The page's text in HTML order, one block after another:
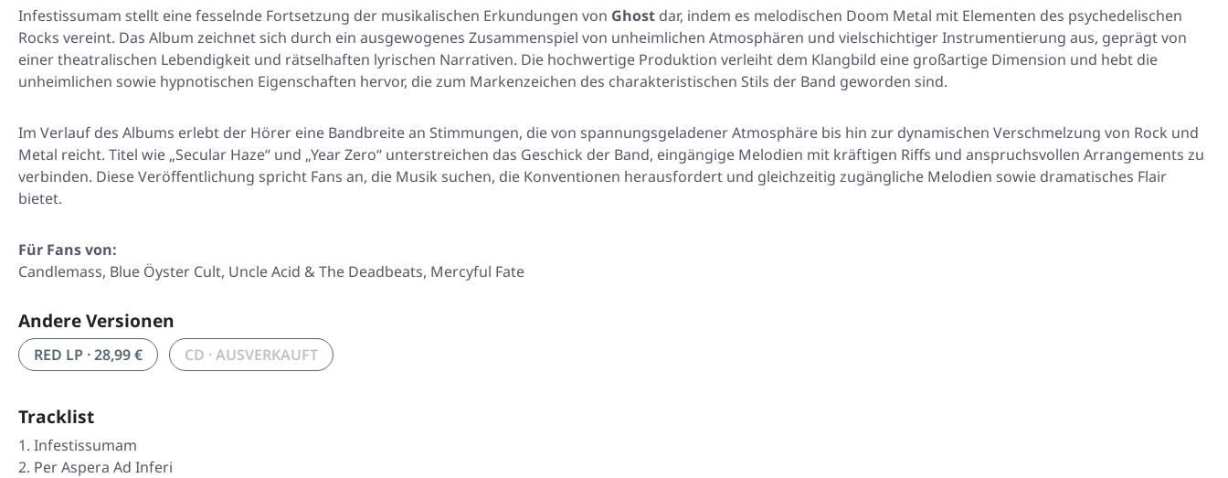
Infestissumam stellt eine fesselnde Fortsetzung der musikalischen Erkundungen von Ghost dar, indem es melodischen Doom Metal mit Elementen des psychedelischen
Rocks vereint. Das Album zeichnet sich durch ein ausgewogenes Zusammenspiel von unheimlichen Atmosphären und vielschichtiger Instrumentierung aus, geprägt von
einer theatralischen Lebendigkeit und rätselhaften lyrischen Narrativen. Die hochwertige Produktion verleiht dem Klangbild eine großartige Dimension und hebt die
unheimlichen sowie hypnotischen Eigenschaften hervor, die zum Markenzeichen des charakteristischen Stils der Band geworden sind.
Im Verlauf des Albums erlebt der Hörer eine Bandbreite an Stimmungen, die von spannungsgeladener Atmosphäre bis hin zur dynamischen Verschmelzung von Rock und
Metal reicht. Titel wie „Secular Haze“ und „Year Zero“ unterstreichen das Geschick der Band, eingängige Melodien mit kräftigen Riffs und anspruchsvollen Arrangements zu
verbinden. Diese Veröffentlichung spricht Fans an, die Musik suchen, die Konventionen herausfordert und gleichzeitig zugängliche Melodien sowie dramatisches Flair
bietet.
Für Fans von:
Candlemass, Blue Öyster Cult, Uncle Acid & The Deadbeats, Mercyful Fate
Andere Versionen
RED LP · 28,99 € CD · AUSVERKAUFT
Tracklist
Infestissumam
Per Aspera Ad Inferi